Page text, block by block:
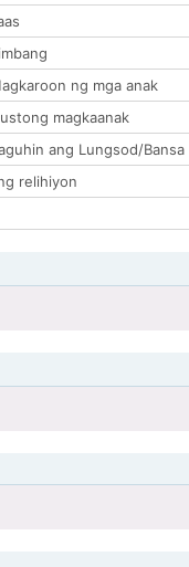
ng mga anak
magkaanak
ang Lungsod/
relihiyon